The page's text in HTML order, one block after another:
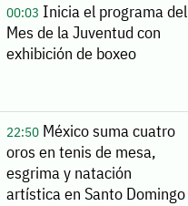
00:03 Inicia el programa del
Mes de la Juventud con
exhibición de boxeo
22:50México suma cuatro
oros en tenis de mesa,
esgrima y natación
artística en Santo Domingo